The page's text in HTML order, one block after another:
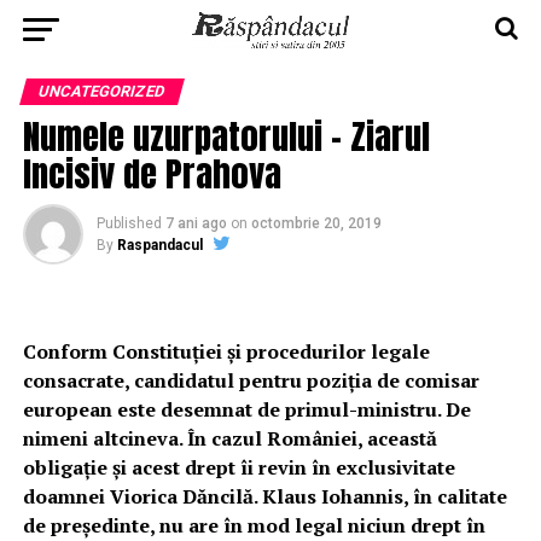
UNCATEGORIZED
Numele uzurpatorului – Ziarul
Incisiv de Prahova
Published 7 ani ago on octombrie 20, 2019
By Raspandacul
Conform Constituției și procedurilor legale
consacrate, candidatul pentru poziția de comisar
european este desemnat de primul-ministru. De
nimeni altcineva. În cazul României, această
obligație și acest drept îi revin în exclusivitate
doamnei Viorica Dăncilă. Klaus Iohannis, în calitate
de președinte, nu are în mod legal niciun drept în